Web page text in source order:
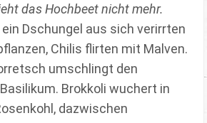
das Hochbeet nicht mehr.
Dschungel aus sich verirrten
Chilis flirten mit Malven.
umschlingt den
Brokkoli wuchert in
dazwischen